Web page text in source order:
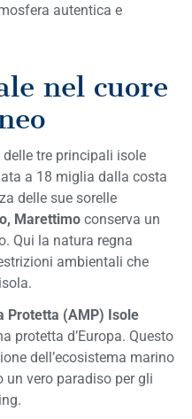
autentica e
nel cuore
tre principali isole
a 18 miglia dalla costa
delle sue sorelle
Marettimo conserva un
Qui la natura regna
ambientali che
Protetta (AMP) Isole
protetta d’Europa. Questo
dell’ecosistema marino
un vero paradiso per gli